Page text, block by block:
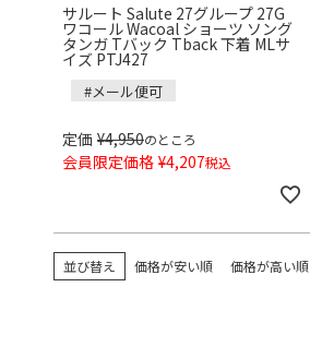
サルート Salute 27グループ 27G
ワコール Wacoal ショーツ ソング
タンガ Tバック Tback 下着 MLサ
イズ PTJ427
#メール便可
定価 ¥4,950のところ
会員限定価格 ¥4,207税込
並び替え 価格が安い順 価格が高い順